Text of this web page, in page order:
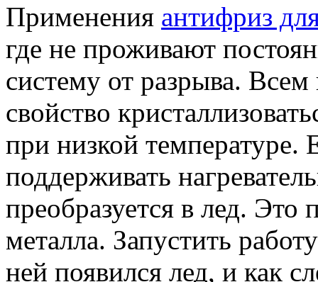
Применения антифриз
где не проживают
систему от разрыва. Всем
свойство
при низкой температуре.
поддерживать
преобразуется в лед.
металла. Запустить
ней появился лед, и как